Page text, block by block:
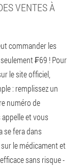
VENTES À
commander les
₣69 ! Pour
le site officiel,
: remplissez un
numéro de
et vous
se fera dans
le médicament et
sans risque -